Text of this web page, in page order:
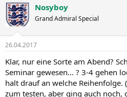
Nosyboy
Grand Admiral Special
26.04.2017
Klar, nur eine Sorte am Abend?
Seminar gewesen... ? 3-4 gehen
halt drauf an welche Reihenfolge.
zum testen, aber ging auch noch,